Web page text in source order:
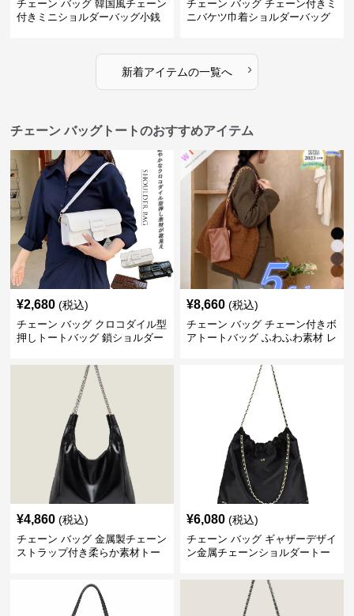
チェーン バッグ 韓国風チェーン
付きミニショルダーバッグ小銭
チェーン バッグ チェーン付きミ
ニバケツ巾着ショルダーバッグ
新着アイテムの一覧へ ›
チェーン バッグトートのおすすめアイテム
¥2,680 (税込)
チェーン バッグ クロコダイル型
押しトートバッグ 鎖ショルダー
¥8,660 (税込)
チェーン バッグ チェーン付きボ
アトートバッグ ふわふわ素材 レ
¥4,860 (税込)
チェーン バッグ 金属製チェーン
ストラップ付き柔らか素材トー
¥6,080 (税込)
チェーン バッグ ギャザーデザイ
ン金属チェーンショルダートー